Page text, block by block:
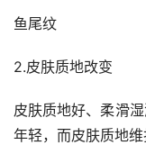
鱼尾纹
2.皮肤质地改变
皮肤质地好、柔滑
年轻，而皮肤质地